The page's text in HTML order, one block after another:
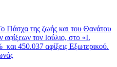
Πάσχα της ζωής και του Θανάτου
τον Ιούλιο, στο «Ι.
και 450.037 αφίξεις Εξωτερικού.